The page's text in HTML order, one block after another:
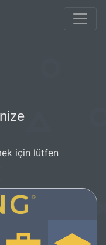
için lütfen